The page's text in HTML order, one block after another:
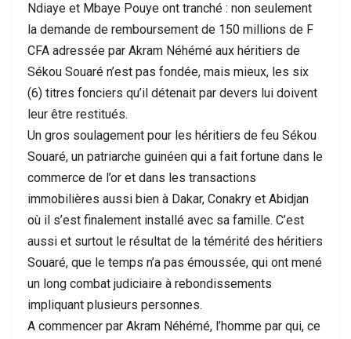
Ndiaye et Mbaye Pouye ont tranché : non seulement
la demande de remboursement de 150 millions de F
CFA adressée par Akram Néhémé aux héritiers de
Sékou Souaré n’est pas fondée, mais mieux, les six
(6) titres fonciers qu’il détenait par devers lui doivent
leur être restitués.
Un gros soulagement pour les héritiers de feu Sékou
Souaré, un patriarche guinéen qui a fait fortune dans le
commerce de l’or et dans les transactions
immobilières aussi bien à Dakar, Conakry et Abidjan
où il s’est finalement installé avec sa famille. C’est
aussi et surtout le résultat de la témérité des héritiers
Souaré, que le temps n’a pas émoussée, qui ont mené
un long combat judiciaire à rebondissements
impliquant plusieurs personnes.
A commencer par Akram Néhémé, l’homme par qui, ce